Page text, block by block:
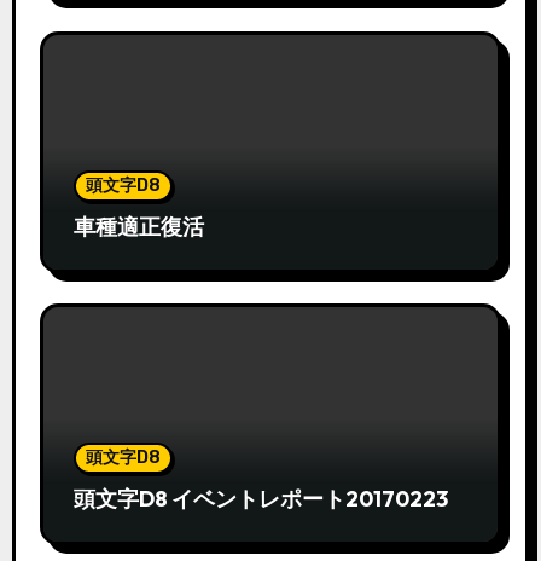
頭文字D8
車種適正復活
頭文字D8
頭文字D8 イベントレポート20170223